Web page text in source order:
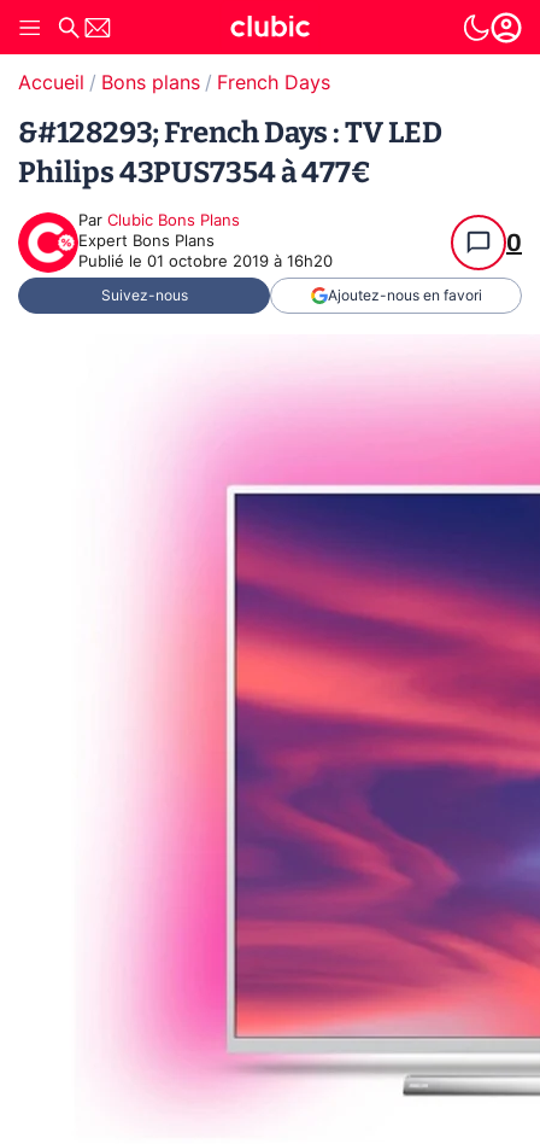
Accueil Bons plans French Days
&#128293; French Days : TV LED
Philips 43PUS7354 à 477€
Par Clubic Bons Plans
Expert Bons Plans
Publié le 01 octobre 2019 à 16h20
0
Suivez-nous Ajoutez-nous en favori